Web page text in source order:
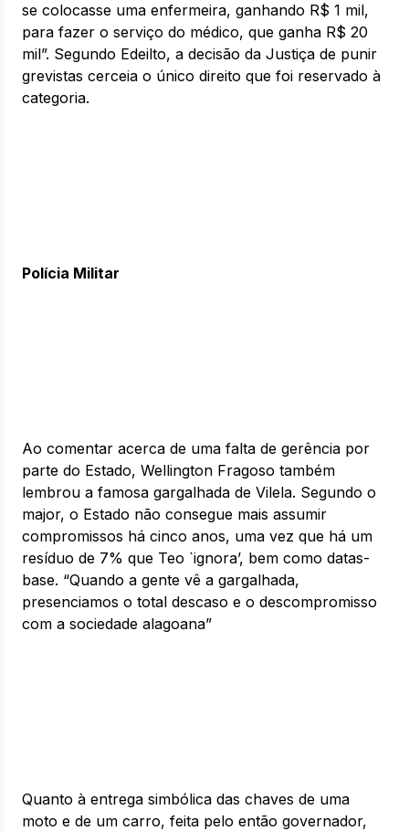
se colocasse uma enfermeira, ganhando R$ 1 mil,
para fazer o serviço do médico, que ganha R$ 20
mil”. Segundo Edeilto, a decisão da Justiça de punir
grevistas cerceia o único direito que foi reservado à
categoria.
Polícia Militar
Ao comentar acerca de uma falta de gerência por
parte do Estado, Wellington Fragoso também
lembrou a famosa gargalhada de Vilela. Segundo o
major, o Estado não consegue mais assumir
compromissos há cinco anos, uma vez que há um
resíduo de 7% que Teo `ignora’, bem como datas-
base. “Quando a gente vê a gargalhada,
presenciamos o total descaso e o descompromisso
com a sociedade alagoana”
Quanto à entrega simbólica das chaves de uma
moto e de um carro, feita pelo então governador,